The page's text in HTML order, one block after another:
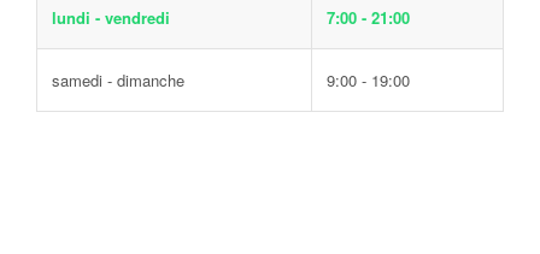
lundi - vendredi 7:00 - 21:00
samedi - dimanche 9:00 - 19:00